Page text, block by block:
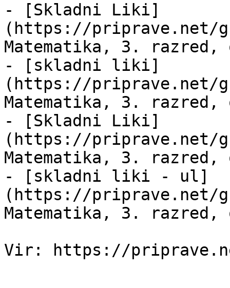
- [Skladni Liki]
(https://priprave.net/
Matematika, 3. razred,
- [skladni liki]
(https://priprave.net/
Matematika, 3. razred,
- [Skladni Liki]
(https://priprave.net/
Matematika, 3. razred,
- [skladni liki - ul]
(https://priprave.net/
Matematika, 3. razred,